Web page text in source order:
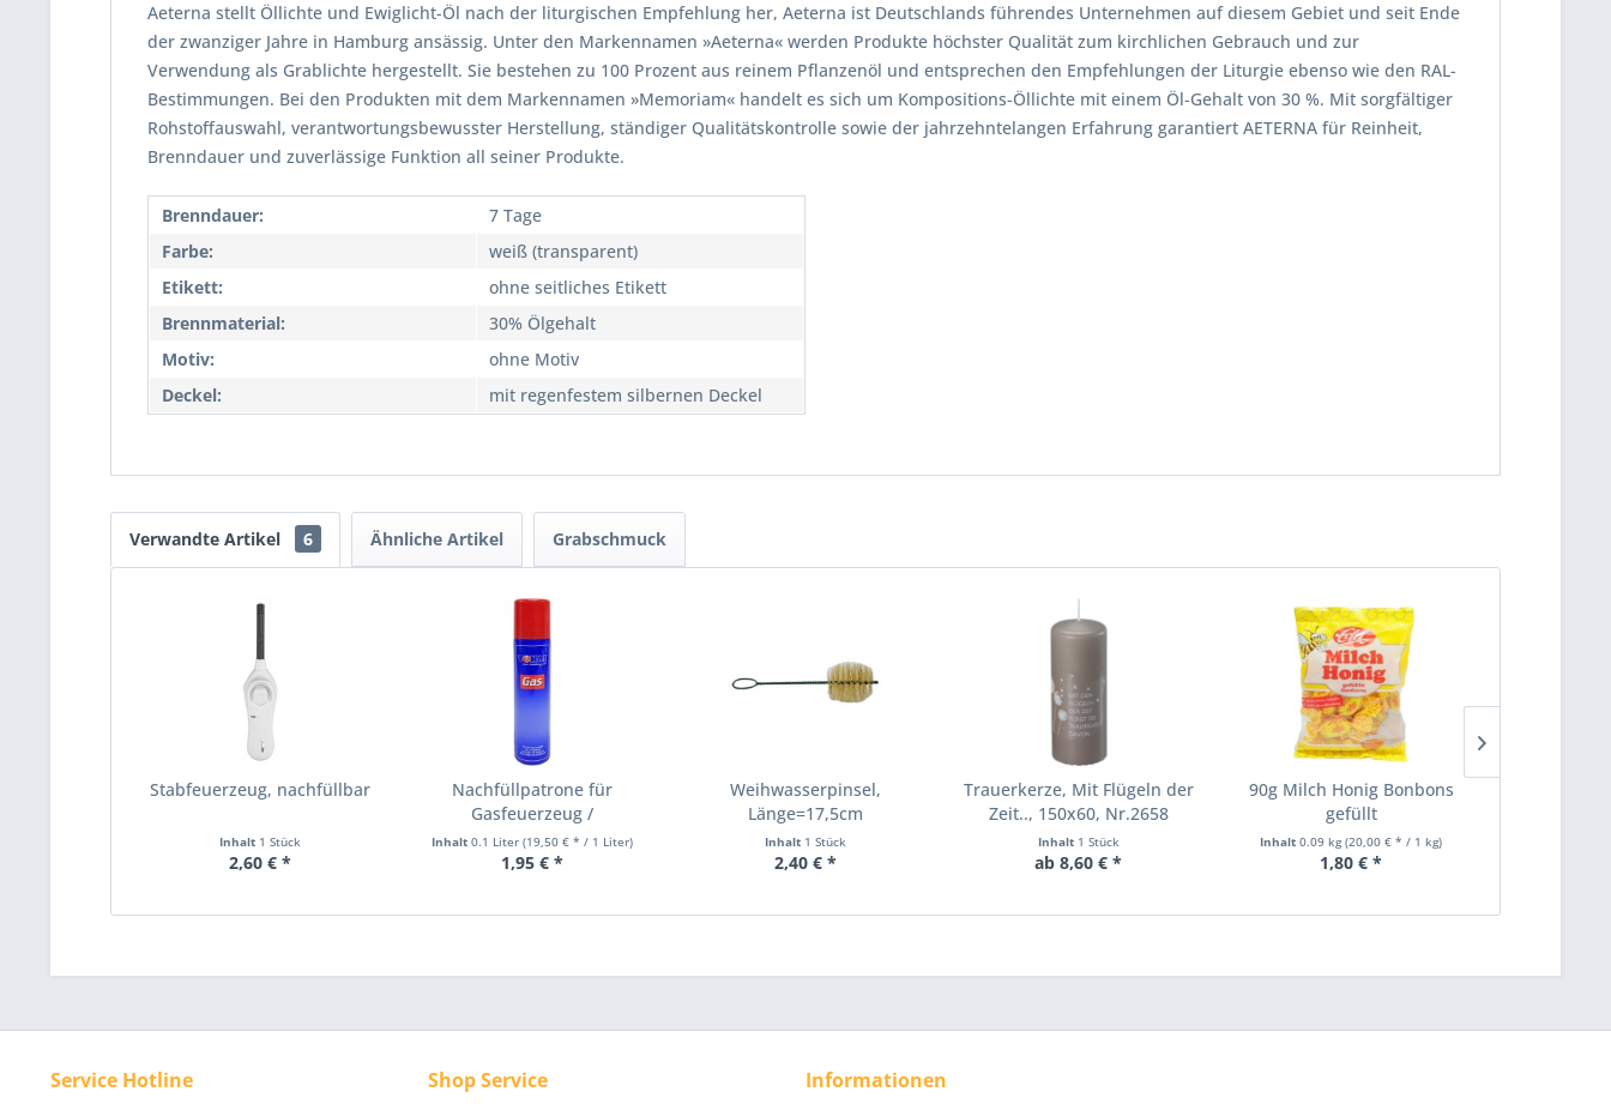
Aeterna stellt Öllichte und Ewiglicht-Öl nach der liturgischen Empfehlung her, Aeterna ist Deutschlands führendes Unternehmen auf diesem Gebiet und seit Ende
der zwanziger Jahre in Hamburg ansässig. Unter den Markennamen »Aeterna« werden Produkte höchster Qualität zum kirchlichen Gebrauch und zur
Verwendung als Grablichte hergestellt. Sie bestehen zu 100 Prozent aus reinem Pflanzenöl und entsprechen den Empfehlungen der Liturgie ebenso wie den RAL-
Bestimmungen. Bei den Produkten mit dem Markennamen »Memoriam« handelt es sich um Kompositions-Öllichte mit einem Öl-Gehalt von 30 %. Mit sorgfältiger
Rohstoffauswahl, verantwortungsbewusster Herstellung, ständiger Qualitätskontrolle sowie der jahrzehntelangen Erfahrung garantiert AETERNA für Reinheit,
Brenndauer und zuverlässige Funktion all seiner Produkte.
Brenndauer:
7 Tage
Farbe:
weiß (transparent)
Etikett:
ohne seitliches Etikett
Brennmaterial:
30% Ölgehalt
Motiv:
ohne Motiv
Deckel:
mit regenfestem silbernen Deckel
Verwandte Artikel 6 Ähnliche Artikel Grabschmuck
Stabfeuerzeug, nachfüllbar
Inhalt 1 Stück
2,60 € *
Nachfüllpatrone für
Gasfeuerzeug /
Stabfeuerzeug
Inhalt0.1 Liter(19,50 € * / 1 Liter)
1,95 € *
Weihwasserpinsel,
Länge=17,5cm
Inhalt 1 Stück
2,40 € *
Trauerkerze, Mit Flügeln der
Zeit.., 150x60, Nr.2658
Inhalt 1 Stück
ab 8,60 € *
90g Milch Honig Bonbons
gefüllt
Inhalt0.09 kg(20,00 € * / 1 kg)
1,80 € *
Service Hotline Shop Service Informationen